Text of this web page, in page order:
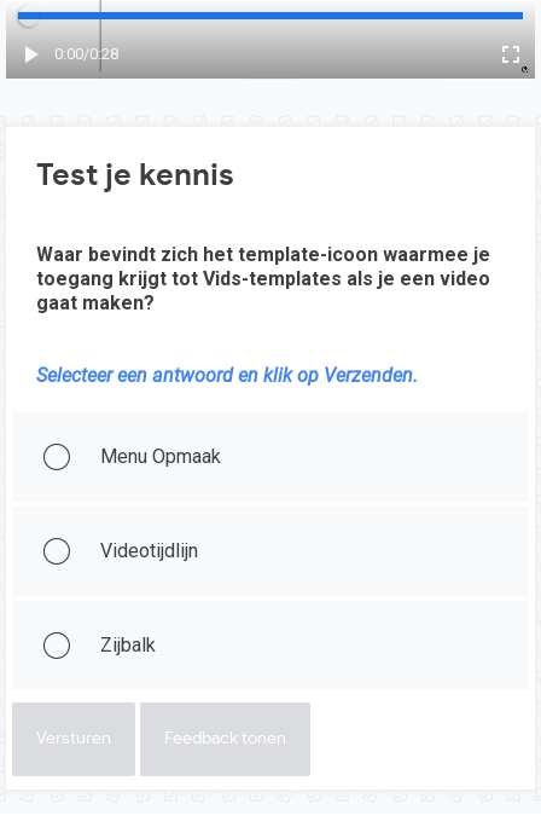
Verstreken tijd
0:00/Totaal
0:28
Test je kennis
Waar bevindt zich het template-icoon waarmee je
toegang krijgt tot Vids-templates als je een video
gaat maken?
Selecteer een antwoord en klik op Verzenden.
Menu Opmaak
Videotijdlijn
Zijbalk
Versturen Feedback tonen